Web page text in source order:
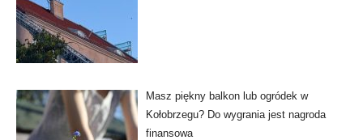
Masz piękny balkon lub ogródek w
Kołobrzegu? Do wygrania jest nagroda
finansowa